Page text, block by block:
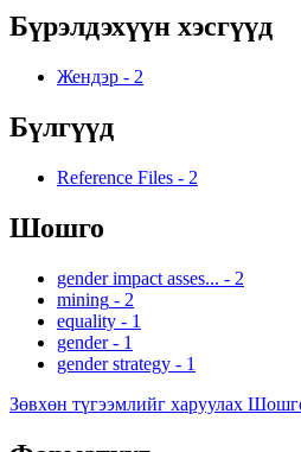
Бүрэлдэхүүн хэсгүүд
Жендэр - 2
Бүлгүүд
Reference Files - 2
Шошго
gender impact asses... - 2
mining - 2
equality - 1
gender - 1
gender strategy - 1
Зөвхөн түгээмлийг харуулах